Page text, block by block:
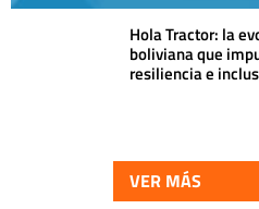
Hola Tractor: la
boliviana que
resiliencia e
VER MÁS